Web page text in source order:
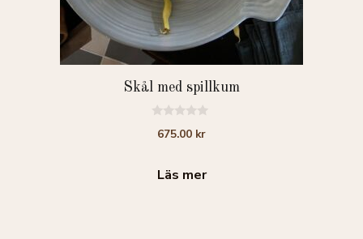
Skål med spillkum
675.00 kr
Läs mer